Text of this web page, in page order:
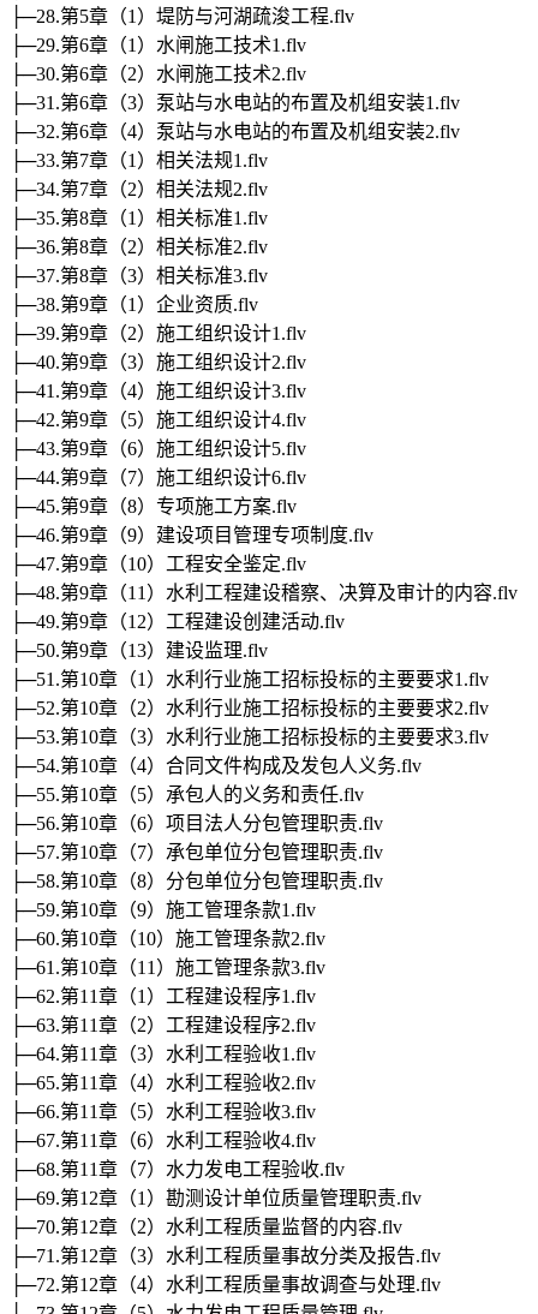
├─28.第5章（1）堤防与河湖疏浚工程.flv
├─29.第6章（1）水闸施工技术1.flv
├─30.第6章（2）水闸施工技术2.flv
├─31.第6章（3）泵站与水电站的布置及机组安装1.flv
├─32.第6章（4）泵站与水电站的布置及机组安装2.flv
├─33.第7章（1）相关法规1.flv
├─34.第7章（2）相关法规2.flv
├─35.第8章（1）相关标准1.flv
├─36.第8章（2）相关标准2.flv
├─37.第8章（3）相关标准3.flv
├─38.第9章（1）企业资质.flv
├─39.第9章（2）施工组织设计1.flv
├─40.第9章（3）施工组织设计2.flv
├─41.第9章（4）施工组织设计3.flv
├─42.第9章（5）施工组织设计4.flv
├─43.第9章（6）施工组织设计5.flv
├─44.第9章（7）施工组织设计6.flv
├─45.第9章（8）专项施工方案.flv
├─46.第9章（9）建设项目管理专项制度.flv
├─47.第9章（10）工程安全鉴定.flv
├─48.第9章（11）水利工程建设稽察、决算及审计的内容.flv
├─49.第9章（12）工程建设创建活动.flv
├─50.第9章（13）建设监理.flv
├─51.第10章（1）水利行业施工招标投标的主要要求1.flv
├─52.第10章（2）水利行业施工招标投标的主要要求2.flv
├─53.第10章（3）水利行业施工招标投标的主要要求3.flv
├─54.第10章（4）合同文件构成及发包人义务.flv
├─55.第10章（5）承包人的义务和责任.flv
├─56.第10章（6）项目法人分包管理职责.flv
├─57.第10章（7）承包单位分包管理职责.flv
├─58.第10章（8）分包单位分包管理职责.flv
├─59.第10章（9）施工管理条款1.flv
├─60.第10章（10）施工管理条款2.flv
├─61.第10章（11）施工管理条款3.flv
├─62.第11章（1）工程建设程序1.flv
├─63.第11章（2）工程建设程序2.flv
├─64.第11章（3）水利工程验收1.flv
├─65.第11章（4）水利工程验收2.flv
├─66.第11章（5）水利工程验收3.flv
├─67.第11章（6）水利工程验收4.flv
├─68.第11章（7）水力发电工程验收.flv
├─69.第12章（1）勘测设计单位质量管理职责.flv
├─70.第12章（2）水利工程质量监督的内容.flv
├─71.第12章（3）水利工程质量事故分类及报告.flv
├─72.第12章（4）水利工程质量事故调查与处理.flv